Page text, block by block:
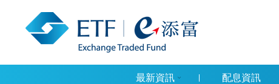
最新資訊 配息資訊